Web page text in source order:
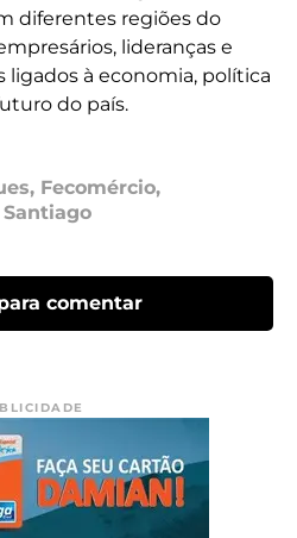
diferentes regiões do
lideranças e
à economia, política
do país.
, Fecomércio,
Santiago
comentar